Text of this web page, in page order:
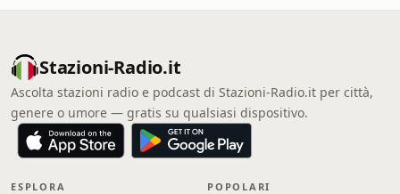
Stazioni-Radio.it
Ascolta stazioni radio e podcast di Stazioni-Radio.it per città,
genere o umore — gratis su qualsiasi dispositivo.
ESPLORA POPOLARI